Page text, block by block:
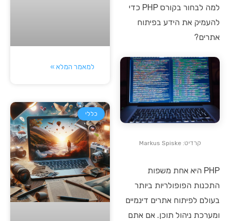
למה לבחור בקורס PHP כדי
להעמיק את הידע בפיתוח
אתרים?
קרדיט: Markus Spiske
PHP היא אחת משפות
התכנות הפופולריות ביותר
בעולם לפיתוח אתרים דינמיים
ומערכת ניהול תוכן. אם אתם
למאמר המלא »
כללי